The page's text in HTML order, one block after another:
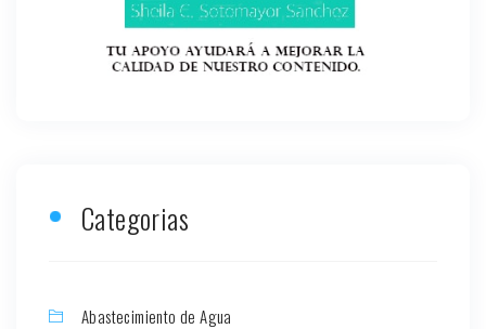
Categorias
Abastecimiento de Agua